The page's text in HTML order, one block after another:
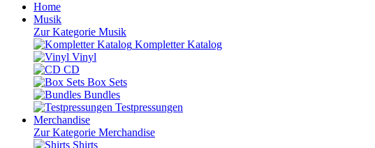
Home
Musik
Zur Kategorie Musik
Kompletter Katalog
Vinyl
CD
Box Sets
Bundles
Testpressungen
Merchandise
Zur Kategorie Merchandise
Shirts